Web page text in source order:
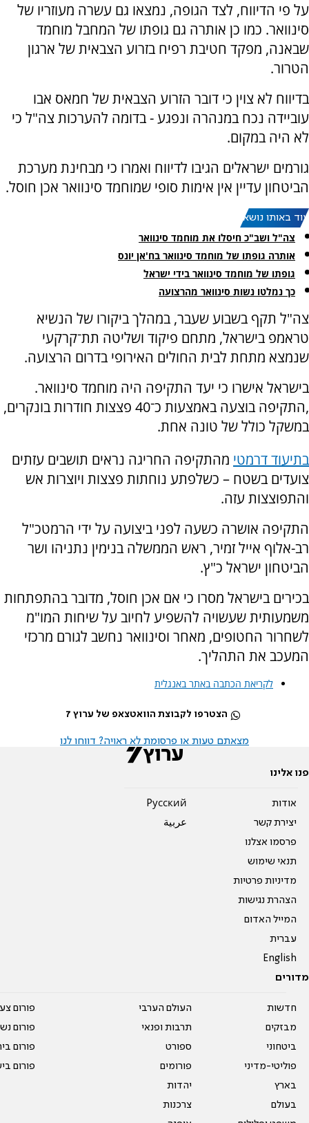
על פי הדיווח, לצד הגופה, נמצאו גם עשרה מעוזריו של
סינוואר. כמו כן אותרה גם גופתו של המחבל מוחמד
שבאנה, מפקד חטיבת רפיח בזרוע הצבאית של ארגון
הטרור.
בדיווח לא צוין כי דובר הזרוע הצבאית של חמאס אבו
עוביידה נכח במנהרה ונפגע - בדומה להערכות צה"ל כי
לא היה במקום.
גורמים ישראלים הגיבו לדיווח ואמרו כי מבחינת מערכת
הביטחון עדיין אין אימות סופי שמוחמד סינוואר אכן חוסל.
עוד באותו נושא:
צה"ל ושב"כ חיסלו את מוחמד סינוואר
אותרה גופתו של מוחמד סינוואר בח'אן יונס
גופתו של מוחמד סינוואר בידי ישראל
כך נמלטו נשות סינוואר מהרצועה
צה"ל תקף בשבוע שעבר, במהלך ביקורו של הנשיא
טראמפ בישראל, מתחם פיקוד ושליטה תת־קרקעי
שנמצא מתחת לבית החולים האירופי בדרום הרצועה.
בישראל אישרו כי יעד התקיפה היה מוחמד סינוואר.
,התקיפה בוצעה באמצעות כ־40 פצצות חודרות בונקרים,
במשקל כולל של טונה אחת.
בתיעוד דרמטי מהתקיפה החריגה נראים תושבים עזתים
צועדים בשטח – כשלפתע נוחתות פצצות ויוצרות אש
והתפוצצות עזה.
התקיפה אושרה כשעה לפני ביצועה על ידי הרמטכ"ל
רב-אלוף אייל זמיר, ראש הממשלה בנימין נתניהו ושר
הביטחון ישראל כ"ץ.
בכירים בישראל מסרו כי אם אכן חוסל, מדובר בהתפתחות
משמעותית שעשויה להשפיע לחיוב על שיחות המו"מ
לשחרור החטופים, מאחר וסינוואר נחשב לגורם מרכזי
המעכב את התהליך.
לקריאת הכתבה באתר באנגלית
הצטרפו לקבוצת הוואטצאפ של ערוץ 7
מצאתם טעות או פרסומת לא ראויה? דווחו לנו
פנו אלינו
אודות
יצירת קשר
פרסמו אצלנו
תנאי שימוש
מדיניות פרטיות
הצהרת נגישות
המייל האדום
עברית
English
Pусский
عربية
מדורים
חדשות
מבזקים
ביטחוני
פוליטי-מדיני
בארץ
בעולם
העולם הערבי
תרבות ופנאי
ספורט
פורומים
יהדות
צרכנות
פורום
פורום
פורום
פורום